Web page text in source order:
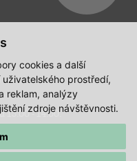
cookies a další
prostředí,
reklam, analýzy
zdroje návštěvnosti.
13:00 - 14:00.